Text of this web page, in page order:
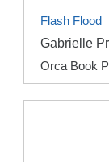
Flash Flood
Gabrielle
Orca Book